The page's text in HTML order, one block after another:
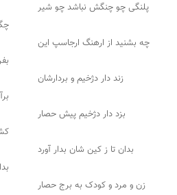
پلنگی چو چنگش نباشد چو شیر
چه بشنید از ارهنگ ارجاسپ این
زند دار دژخیم و بردارشان
بزد دار دژخیم پیش حصار
بدان تا ز کین شان بدار آورد
زن و مرد و کودک به برج حصار